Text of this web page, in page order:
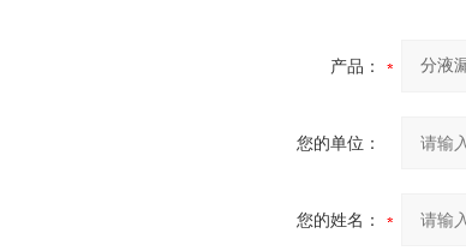
产品：
您的单位：
您的姓名：